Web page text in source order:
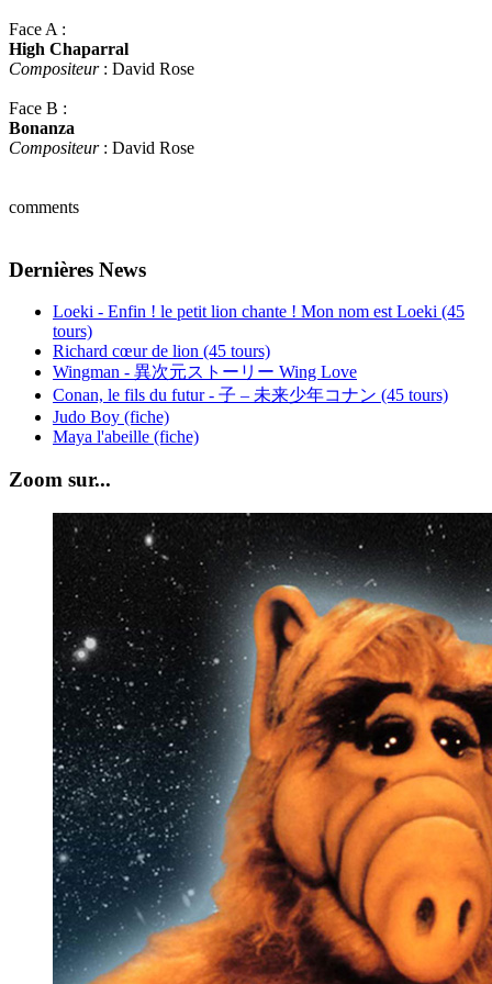
Face A :
High Chaparral
Compositeur: David Rose
Face B :
Bonanza
Compositeur: David Rose
comments
Dernières News
Loeki - Enfin ! le petit lion chante ! Mon nom est Loeki (45
tours)
Richard cœur de lion (45 tours)
Wingman - 異次元ストーリー Wing Love
Conan, le fils du futur - 子 – 未来少年コナン (45 tours)
Judo Boy (fiche)
Maya l'abeille (fiche)
Zoom sur...